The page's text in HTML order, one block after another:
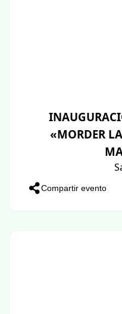
«MORDER
Compartir evento